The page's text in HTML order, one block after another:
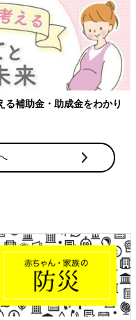
染症対策、知っておいて！